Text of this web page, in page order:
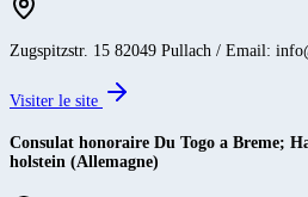
Zugspitzstr. 15 82049 Pullach / Email:
Visiter le site
Consulat honoraire Du Togo a Breme;
holstein (Allemagne)